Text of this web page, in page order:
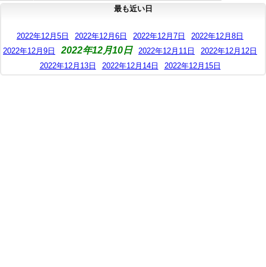
最も近い日
2022年12月5日 2022年12月6日 2022年12月7日
2022年12月8日
2022年12月9日
2022年12月10日 2022年12月11日
2022年12月12日
2022年12月13日
2022年12月14日 2022年12月15日